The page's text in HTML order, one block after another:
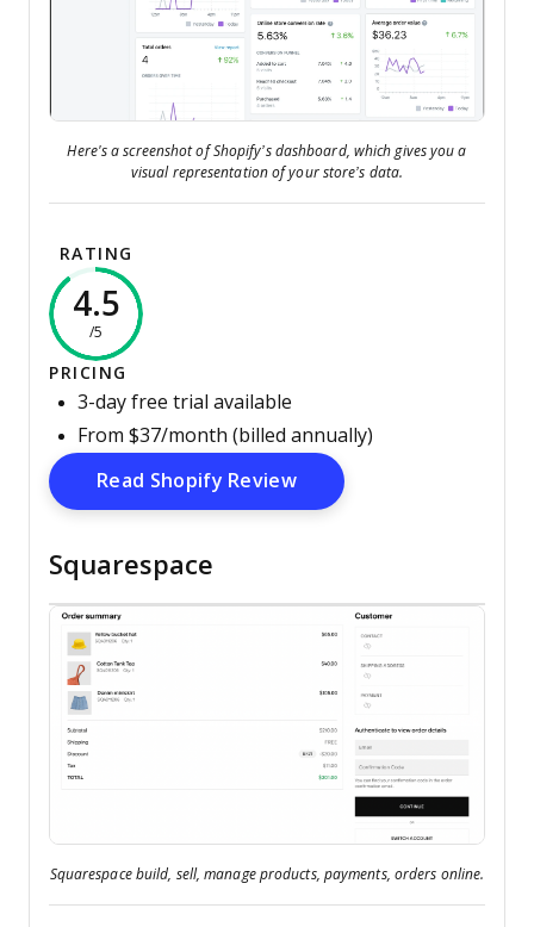
Here's a screenshot of Shopify’s dashboard, which gives you a
visual representation of your store’s data.
RATING
4.5
/5
PRICING
3-day free trial available
From $37/month (billed annually)
Read Shopify ReviewOpens New Window
Squarespace
Squarespace build, sell, manage products, payments, orders online.